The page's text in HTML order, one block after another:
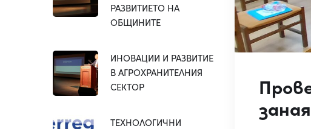
РАЗВИТИЕТО НА
ОБЩИНИТЕ
ИНОВАЦИИ И РАЗВИТИЕ
В АГРОХРАНИТЕЛНИЯ
СЕКТОР
ТЕХНОЛОГИЧНИ